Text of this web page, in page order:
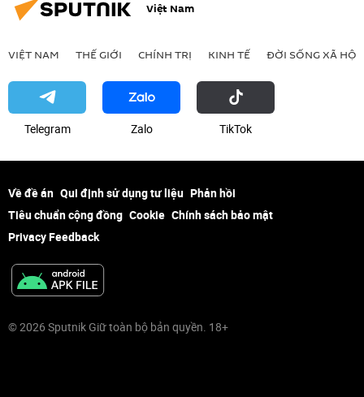
Việt Nam
VIỆT NAM THẾ GIỚI CHÍNH TRỊ KINH TẾ ĐỜI SỐNG XÃ HỘI
Telegram Zalo ТikТоk
Về đề án Qui định sử dụng tư liệu Phản hồi
Tiêu chuẩn cộng đồng Cookie Chính sách bảo mật
Privacy Feedback
© 2026 Sputnik Giữ toàn bộ bản quyền. 18+